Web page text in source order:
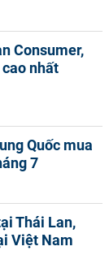
Consumer,
cao nhất
Quốc mua
7
Thái Lan,
Việt Nam